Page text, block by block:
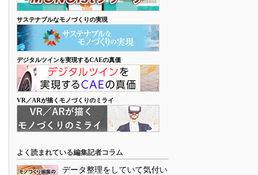
サステナブルなモノづくりの実現
デジタルツインを実現するCAEの真価
VR／ARが描くモノづくりのミライ
よく読まれている編集記者コラム
データ整理をしていて気付い